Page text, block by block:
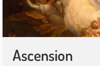
Ascension